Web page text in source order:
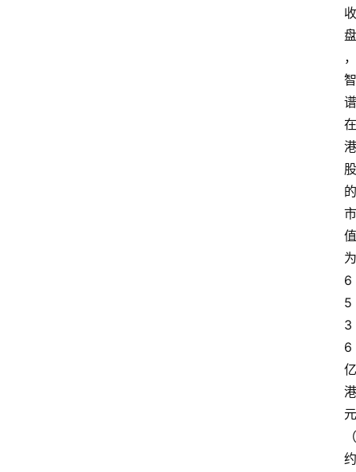
收
盘
，
智
谱
在
港
股
的
市
值
为
6
5
3
6
亿
港
元
（
约